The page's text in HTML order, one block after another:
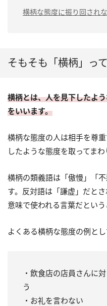
横柄な態度に振り回され
そもそも「横柄」っ
横柄とは、人を見下したよ
をいいます。
横柄な態度の人は相手を尊
したような態度を取ってま
横柄の類義語は「傲慢」「
す。反対語は「謙虚」だと
意味で使われる言葉だという
よくある横柄な態度の例とし
・飲食店の店員さんに
う
・お礼を言わない